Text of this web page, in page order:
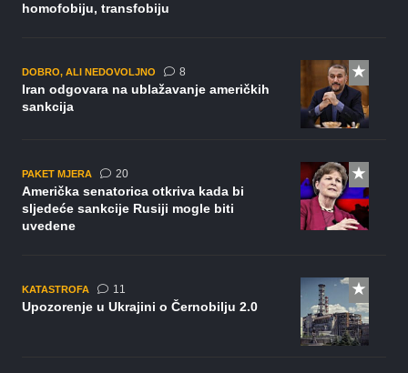
homofobiju, transfobiju
DOBRO, ALI NEDOVOLJNO 8komentara
Iran odgovara na ublažavanje američkih
sankcija
PAKET MJERA 20komentara
Američka senatorica otkriva kada bi
sljedeće sankcije Rusiji mogle biti
uvedene
KATASTROFA 11
Upozorenje u Ukrajini o Černobilju 2.0